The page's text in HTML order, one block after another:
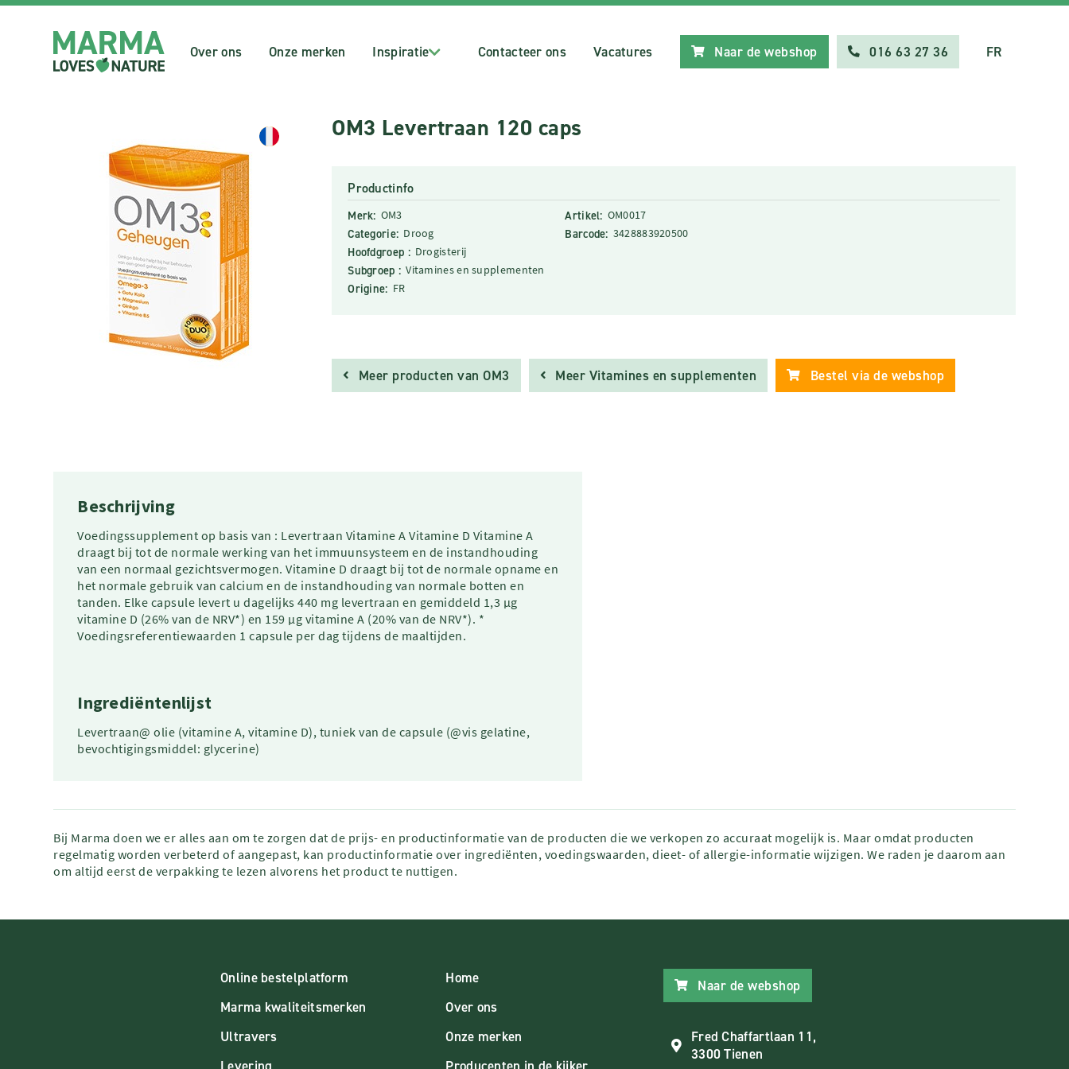
Over ons Onze merken Inspiratie Contacteer ons Vacatures Naar de webshop 016 63 27 36 FR
OM3 Levertraan 120 caps
Productinfo
Merk: OM3
Categorie: Droog
Hoofdgroep : Drogisterij
Subgroep : Vitamines en supplementen
Origine: FR
Artikel: OM0017
Barcode: 3428883920500
Meer producten van OM3 Meer Vitamines en supplementen Bestel via de webshop
Beschrijving
Voedingssupplement op basis van : Levertraan Vitamine A Vitamine D Vitamine A
draagt bij tot de normale werking van het immuunsysteem en de instandhouding
van een normaal gezichtsvermogen. Vitamine D draagt bij tot de normale opname en
het normale gebruik van calcium en de instandhouding van normale botten en
tanden. Elke capsule levert u dagelijks 440 mg levertraan en gemiddeld 1,3 µg
vitamine D (26% van de NRV*) en 159 µg vitamine A (20% van de NRV*). *
Voedingsreferentiewaarden 1 capsule per dag tijdens de maaltijden.
Ingrediëntenlijst
Levertraan@ olie (vitamine A, vitamine D), tuniek van de capsule (@vis gelatine,
bevochtigingsmiddel: glycerine)
Bij Marma doen we er alles aan om te zorgen dat de prijs- en productinformatie van de producten die we verkopen zo accuraat mogelijk is. Maar omdat producten
regelmatig worden verbeterd of aangepast, kan productinformatie over ingrediënten, voedingswaarden, dieet- of allergie-informatie wijzigen. We raden je daarom aan
om altijd eerst de verpakking te lezen alvorens het product te nuttigen.
Online bestelplatform
Marma kwaliteitsmerken
Ultravers
Home
Over ons
Onze merken
Naar de webshop
Fred Chaffartlaan 11,
3300 Tienen